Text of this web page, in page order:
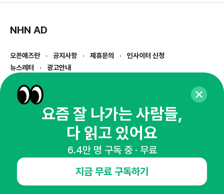
NHN AD
오픈애즈란 공지사항 제휴문의
인사이터 신청
뉴스레터
광고안내
경기도 성남시 분당구 대왕판교로645번길 16
사업자등록번호 : 144-81-27690(
통신판매업신고번호 : 2014-경기성남-1023
호스팅서비스사업자 : 오픈애즈
1800-2198
openads@openads.co.kr
이용약관
요즘 잘 나가는 사람들,
다 읽고 있어요
6.4만 명 구독 중 · 무료
지금 무료 구독하기